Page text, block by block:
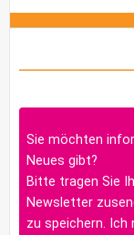
Sie möchten
Neues gibt?
Bitte tragen Sie
Newsletter
zu speichern. Ich